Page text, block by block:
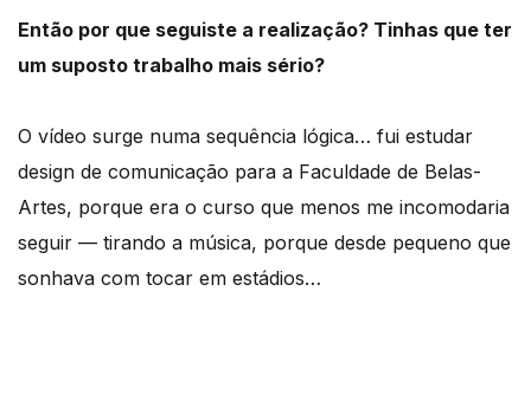
Então por que seguiste a realização? Tinhas que ter
um suposto trabalho mais sério?
O vídeo surge numa sequência lógica… fui estudar
design de comunicação para a Faculdade de Belas-
Artes, porque era o curso que menos me incomodaria
seguir — tirando a música, porque desde pequeno que
sonhava com tocar em estádios…